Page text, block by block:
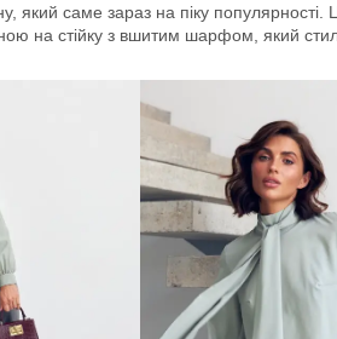
який саме зараз на піку
на стійку з вшитим шарфом, який